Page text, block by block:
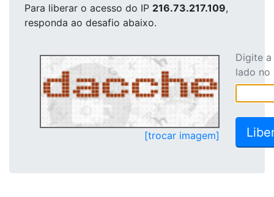
Para liberar o acesso do IP 216.73.217.109,
responda ao desafio abaixo.
[trocar imagem]
Digite
lado no